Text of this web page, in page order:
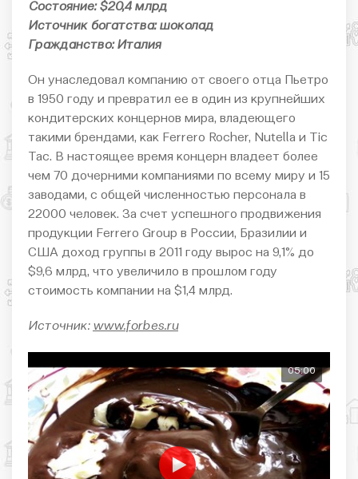
Состояние: $20,4 млрд
Источник богатства: шоколад
Гражданство: Италия
Он унаследовал компанию от своего отца Пьетро
в 1950 году и превратил ее в один из крупнейших
кондитерских концернов мира, владеющего
такими брендами, как Ferrero Rocher, Nutella и Tic
Tac. В настоящее время концерн владеет более
чем 70 дочерними компаниями по всему миру и 15
заводами, с общей численностью персонала в
22000 человек. За счет успешного продвижения
продукции Ferrero Group в России, Бразилии и
США доход группы в 2011 году вырос на 9,1% до
$9,6 млрд, что увеличило в прошлом году
стоимость компании на $1,4 млрд.
Источник: www.forbes.ru
05:00